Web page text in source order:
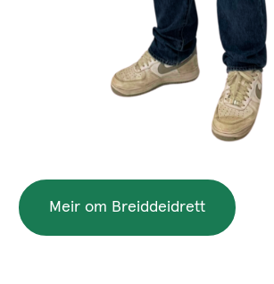
Meir om Breiddeidrett